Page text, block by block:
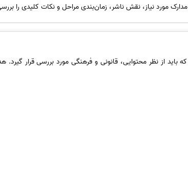
مورد نیاز، نقش ناشر، زمان‌بندی مراحل و نکات کلیدی را
از نظر محتوایی، قانونی و فرهنگی مورد بررسی قرار گیرد.